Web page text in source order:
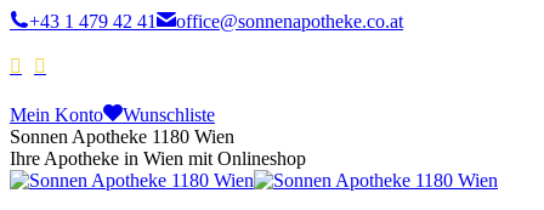
+43 1 479 42 41 office@sonnenapotheke.co.at
Mein Konto
Wunschliste
Sonnen Apotheke 1180 Wien
Ihre Apotheke in Wien mit Onlineshop